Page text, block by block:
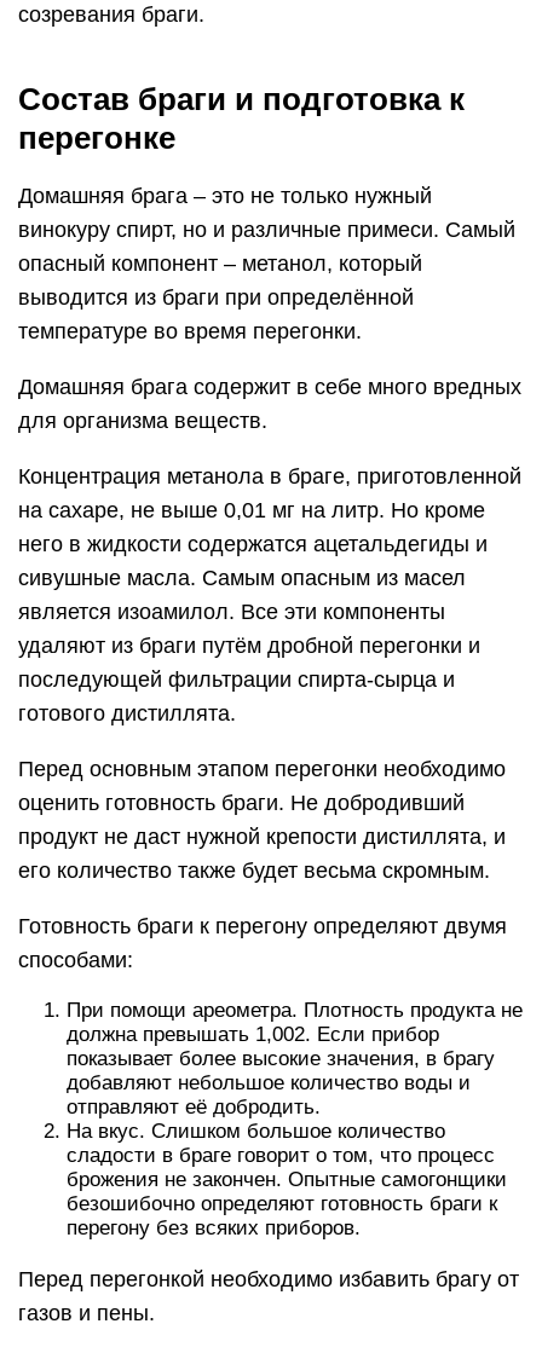
созревания браги.
Состав браги и подготовка к
перегонке
Домашняя брага – это не только нужный
винокуру спирт, но и различные примеси. Самый
опасный компонент – метанол, который
выводится из браги при определённой
температуре во время перегонки.
Домашняя брага содержит в себе много вредных
для организма веществ.
Концентрация метанола в браге, приготовленной
на сахаре, не выше 0,01 мг на литр. Но кроме
него в жидкости содержатся ацетальдегиды и
сивушные масла. Самым опасным из масел
является изоамилол. Все эти компоненты
удаляют из браги путём дробной перегонки и
последующей фильтрации спирта-сырца и
готового дистиллята.
Перед основным этапом перегонки необходимо
оценить готовность браги. Не добродивший
продукт не даст нужной крепости дистиллята, и
его количество также будет весьма скромным.
Готовность браги к перегону определяют двумя
способами:
При помощи ареометра. Плотность продукта не
должна превышать 1,002. Если прибор
показывает более высокие значения, в брагу
добавляют небольшое количество воды и
отправляют её добродить.
На вкус. Слишком большое количество
сладости в браге говорит о том, что процесс
брожения не закончен. Опытные самогонщики
безошибочно определяют готовность браги к
перегону без всяких приборов.
Перед перегонкой необходимо избавить брагу от
газов и пены.